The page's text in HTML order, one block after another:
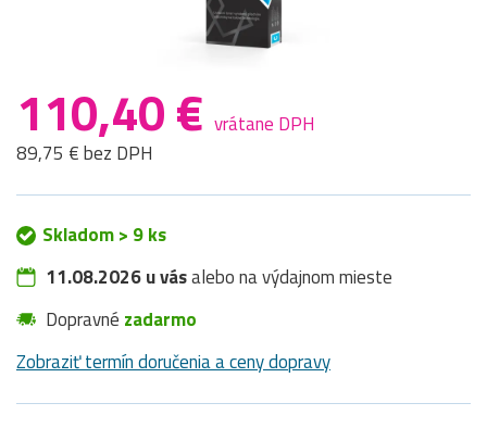
110,40 € vrátane DPH
89,75 € bez DPH
Skladom > 9 ks
11.08.2026 u vásalebo na výdajnom mieste
Dopravné zadarmo
Zobraziť termín doručenia a ceny dopravy